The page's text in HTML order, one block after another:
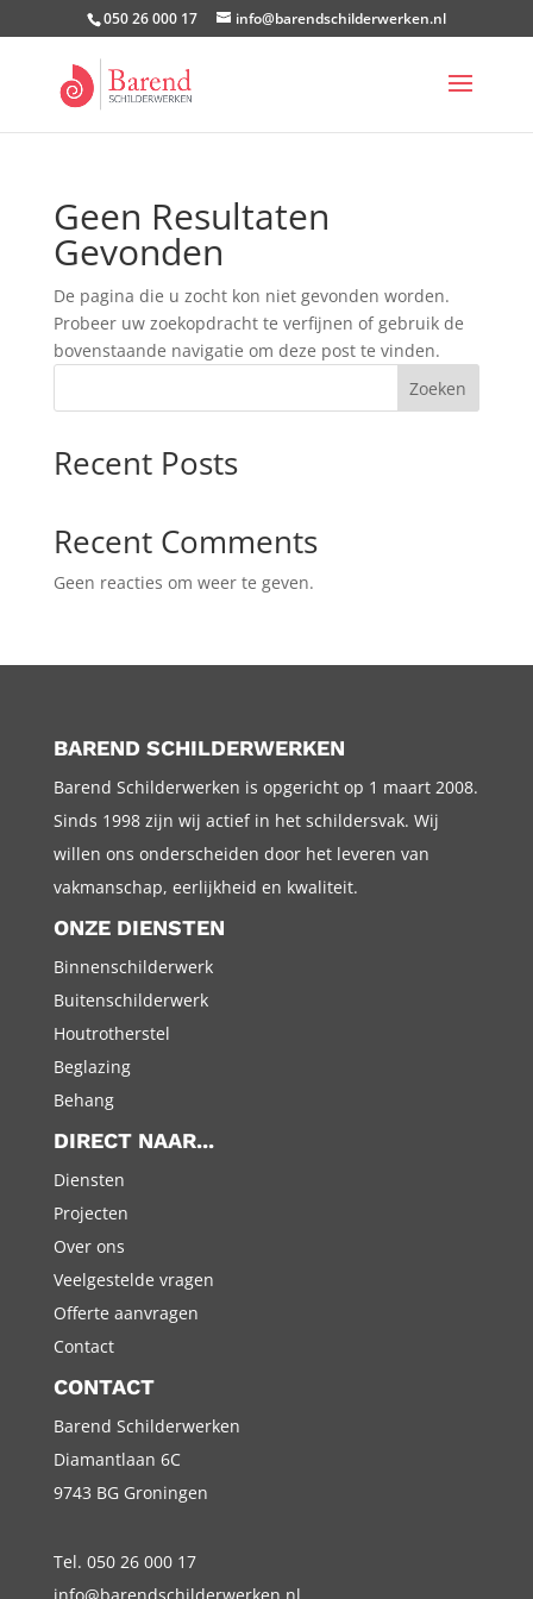
050 26 000 17 info@barendschilderwerken.nl
Geen Resultaten
Gevonden
De pagina die u zocht kon niet gevonden worden.
Probeer uw zoekopdracht te verfijnen of gebruik de
bovenstaande navigatie om deze post te vinden.
Zoeken
Recent Posts
Recent Comments
Geen reacties om weer te geven.
BAREND SCHILDERWERKEN
Barend Schilderwerken is opgericht op 1 maart 2008.
Sinds 1998 zijn wij actief in het schildersvak. Wij
willen ons onderscheiden door het leveren van
vakmanschap, eerlijkheid en kwaliteit.
ONZE DIENSTEN
Binnenschilderwerk
Buitenschilderwerk
Houtrotherstel
Beglazing
Behang
DIRECT NAAR...
Diensten
Projecten
Over ons
Veelgestelde vragen
Offerte aanvragen
Contact
CONTACT
Barend Schilderwerken
Diamantlaan 6C
9743 BG Groningen
Tel. 050 26 000 17